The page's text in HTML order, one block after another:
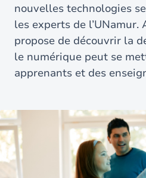
nouvelles technologies
les experts de l’UNamur.
propose de découvrir la
le numérique peut se
apprenants et des